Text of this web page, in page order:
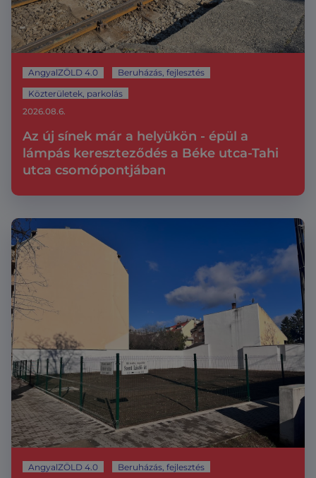
AngyalZÖLD 4.0
Beruházás, fejlesztés
Közterületek, parkolás
Az új sínek már a helyükön - épül a
lámpás kereszteződés a Béke utca-Tahi
utca csomópontjában
2026.08.6.
AngyalZÖLD 4.0
Beruházás, fejlesztés